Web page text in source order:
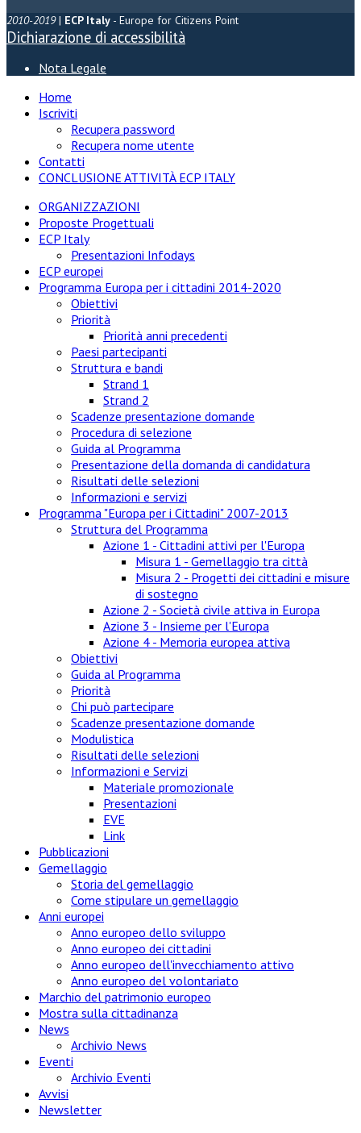
2010-2019| ECP Italy - Europe for Citizens Point
Dichiarazione di accessibilità
Nota Legale
Home
Iscriviti
Recupera password
Recupera nome utente
Contatti
CONCLUSIONE ATTIVITÀ ECP ITALY
ORGANIZZAZIONI
Proposte Progettuali
ECP Italy
Presentazioni Infodays
ECP europei
Programma Europa per i cittadini 2014-2020
Obiettivi
Priorità
Priorità anni precedenti
Paesi partecipanti
Struttura e bandi
Strand 1
Strand 2
Scadenze presentazione domande
Procedura di selezione
Guida al Programma
Presentazione della domanda di candidatura
Risultati delle selezioni
Informazioni e servizi
Programma "Europa per i Cittadini" 2007-2013
Struttura del Programma
Azione 1 - Cittadini attivi per l'Europa
Misura 1 - Gemellaggio tra città
Misura 2 - Progetti dei cittadini e misure
di sostegno
Azione 2 - Società civile attiva in Europa
Azione 3 - Insieme per l'Europa
Azione 4 - Memoria europea attiva
Obiettivi
Guida al Programma
Priorità
Chi può partecipare
Scadenze presentazione domande
Modulistica
Risultati delle selezioni
Informazioni e Servizi
Materiale promozionale
Presentazioni
EVE
Link
Pubblicazioni
Gemellaggio
Storia del gemellaggio
Come stipulare un gemellaggio
Anni europei
Anno europeo dello sviluppo
Anno europeo dei cittadini
Anno europeo dell'invecchiamento attivo
Anno europeo del volontariato
Marchio del patrimonio europeo
Mostra sulla cittadinanza
News
Archivio News
Eventi
Archivio Eventi
Avvisi
Newsletter